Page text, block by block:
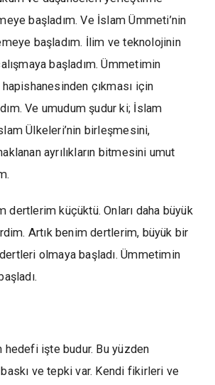
başladım. Ve İslam Ümmeti’nin
başladım. İlim ve teknolojinin
başladım. Ümmetimin
çıkması için
Ve umudum şudur ki; İslam
Ülkeleri’nin birleşmesini,
ayrılıkların bitmesini umut
dertlerim küçüktü. Onları daha büyük
Artık benim dertlerim, büyük bir
olmaya başladı. Ümmetimin
hedefi işte budur. Bu yüzden
ve tepki var. Kendi fikirleri ve